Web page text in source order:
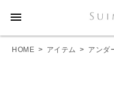
menu
HOME アイテム アンダ